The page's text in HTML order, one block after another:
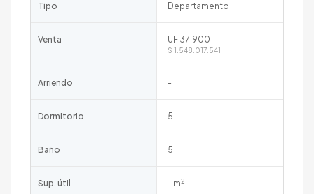
Tipo Departamento
Venta UF 37.900
$ 1.548.017.541
Arriendo -
Dormitorio 5
Baño 5
Sup. útil - m2